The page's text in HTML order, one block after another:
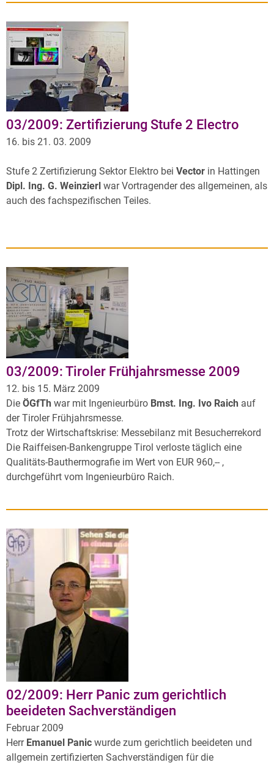
03/2009: Zertifizierung Stufe 2 Electro
16. bis 21. 03. 2009
Stufe 2 Zertifizierung Sektor Elektro bei Vector in Hattingen
Dipl. Ing. G. Weinzierl war Vortragender des allgemeinen, als
auch des fachspezifischen Teiles.
03/2009: Tiroler Frühjahrsmesse 2009
12. bis 15. März 2009
Die ÖGfTh war mit Ingenieurbüro Bmst. Ing. Ivo Raich auf
der Tiroler Frühjahrsmesse.
Trotz der Wirtschaftskrise: Messebilanz mit Besucherrekord
Die Raiffeisen-Bankengruppe Tirol verloste täglich eine
Qualitäts-Bauthermografie im Wert von EUR 960,-- ,
durchgeführt vom Ingenieurbüro Raich.
02/2009: Herr Panic zum gerichtlich
beeideten Sachverständigen
Februar 2009
Herr Emanuel Panic wurde zum gerichtlich beeideten und
allgemein zertifizierten Sachverständigen für die